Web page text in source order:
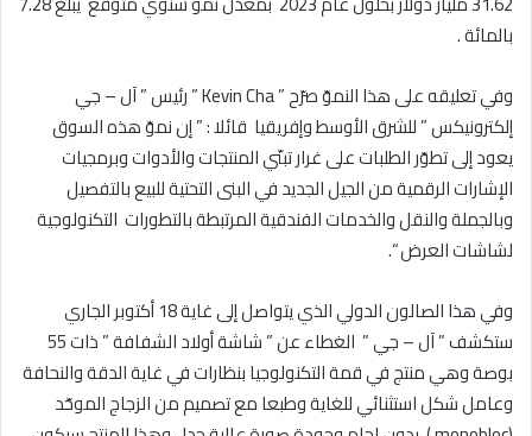
بالمائة .
وفي تعليقه على هذا النموّ صرّح ” Kevin Cha ” رئيس ” آل – جي
إلكترونيكس ” للشرق الأوسط وإفريقيا قائلا : ” إن نموّ هذه السوق
يعود إلى تطوّر الطلبات على غرار تبنّي المنتجات والأدوات وبرمجيات
الإشارات الرقمية من الجيل الجديد في البنى التحتية للبيع بالتفصيل
وبالجملة والنقل والخدمات الفندقية المرتبطة بالتطورات التكنولوجية
لشاشات العرض “.
وفي هذا الصالون الدولي الذي يتواصل إلى غاية 18 أكتوبر الجاري
ستكشف ” آل – جي ” الغطاء عن ” شاشة أولاد الشفافة ” ذات 55
بوصة وهي منتج في قمة التكنولوجيا بنظارات في غاية الدقة والنحافة
وعامل شكل استثنائي للغاية وطبعا مع تصميم من الزجاج الموحّد